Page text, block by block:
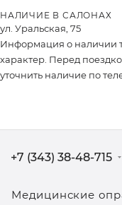
НАЛИЧИЕ В САЛОНАХ
ул. Уральская, 75
Информация о наличии
характер. Перед
уточнить наличие по
Медицинские
+7 (343) 38-48-715